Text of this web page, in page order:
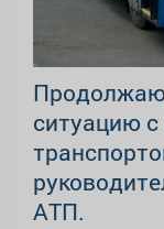
Продолжаю
ситуацию
АТП.